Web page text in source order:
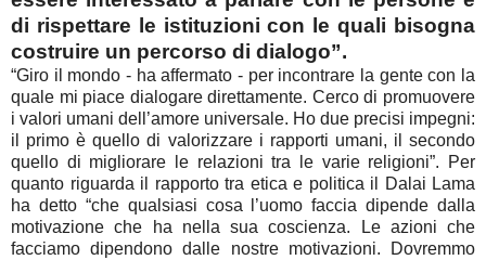
di rispettare le istituzioni con le quali bisogna
costruire un percorso di dialogo”.
“Giro il mondo - ha affermato - per incontrare la gente con la
quale mi piace dialogare direttamente. Cerco di promuovere
i valori umani dell’amore universale. Ho due precisi impegni:
il primo è quello di valorizzare i rapporti umani, il secondo
quello di migliorare le relazioni tra le varie religioni”. Per
quanto riguarda il rapporto tra etica e politica il Dalai Lama
ha detto “che qualsiasi cosa l’uomo faccia dipende dalla
motivazione che ha nella sua coscienza. Le azioni che
facciamo dipendono dalle nostre motivazioni. Dovremmo